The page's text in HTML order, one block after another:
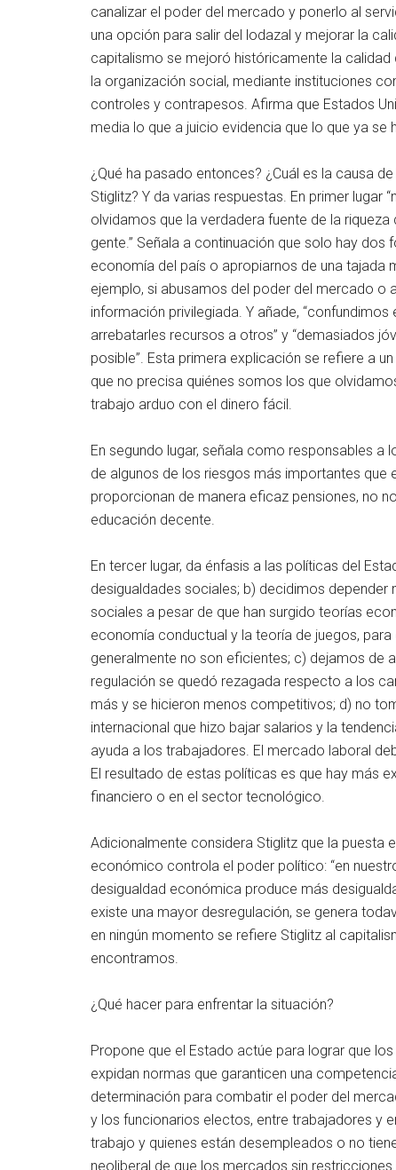
canalizar el poder del mercado y ponerlo al
una opción para salir del lodazal y mejorar la
capitalismo se mejoró históricamente la
la organización social, mediante instituciones
controles y contrapesos. Afirma que Estados
media lo que a juicio evidencia que lo que ya se
¿Qué ha pasado entonces? ¿Cuál es la causa
Stiglitz? Y da varias respuestas. En primer
olvidamos que la verdadera fuente de la
gente.” Señala a continuación que solo hay
economía del país o apropiarnos de una
ejemplo, si abusamos del poder del mercado
información privilegiada. Y añade,
arrebatarles recursos a otros” y “demasiados
posible”. Esta primera explicación se refiere a
que no precisa quiénes somos los que
trabajo arduo con el dinero fácil.
En segundo lugar, señala como responsables
de algunos de los riesgos más importantes
proporcionan de manera eficaz pensiones, no
educación decente.
En tercer lugar, da énfasis a las políticas del
desigualdades sociales; b) decidimos
sociales a pesar de que han surgido teorías
economía conductual y la teoría de juegos,
generalmente no son eficientes; c) dejamos de
regulación se quedó rezagada respecto a los
más y se hicieron menos competitivos; d) no
internacional que hizo bajar salarios y la
ayuda a los trabajadores. El mercado laboral
El resultado de estas políticas es que hay más
financiero o en el sector tecnológico.
Adicionalmente considera Stiglitz que la puesta
económico controla el poder político: “en
desigualdad económica produce más
existe una mayor desregulación, se genera
en ningún momento se refiere Stiglitz al
encontramos.
¿Qué hacer para enfrentar la situación?
Propone que el Estado actúe para lograr que
expidan normas que garanticen una
determinación para combatir el poder del
y los funcionarios electos, entre trabajadores y
trabajo y quienes están desempleados o no
neoliberal de que los mercados sin